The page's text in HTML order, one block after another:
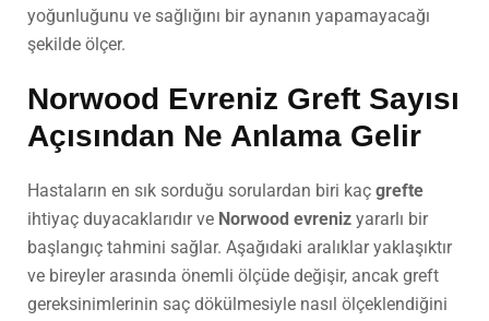
yoğunluğunu ve sağlığını bir aynanın yapamayacağı
şekilde ölçer.
Norwood Evreniz Greft Sayısı
Açısından Ne Anlama Gelir
Hastaların en sık sorduğu sorulardan biri kaç grefte
ihtiyaç duyacaklarıdır ve Norwood evreniz yararlı bir
başlangıç tahmini sağlar. Aşağıdaki aralıklar yaklaşıktır
ve bireyler arasında önemli ölçüde değişir, ancak greft
gereksinimlerinin saç dökülmesiyle nasıl ölçeklendiğini